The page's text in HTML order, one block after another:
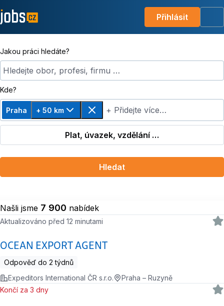
Přihlásit
Jakou práci hledáte?
Hledejte obor, profesi, firmu …
Kde?
Praha
Změnit vzdálenost, zvoleno + 50 km
+ 50 km
Odebrat+ Přidejte více…
Plat, úvazek, vzdělání …
Hledat
Našli jsme 7 900 nabídek
OCEAN EXPORT AGENT
Aktualizováno před 12 minutami
Odpověď do 2 týdnů
Expeditors International ČR s.r.o.
Praha – Ruzyně
Končí za 3 dny